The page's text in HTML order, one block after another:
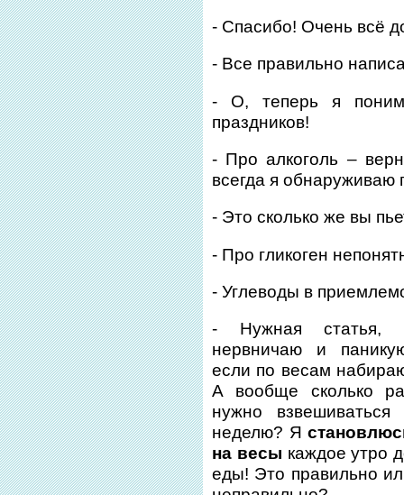
- Спасибо! Очень всё
- Все правильно
- О, теперь я
праздников!
- Про алкоголь –
всегда я обнаруживаю
- Это сколько же вы
- Про гликоген
- Углеводы в
- Нужная статья,
нервничаю и
если по весам
А вообще сколько
нужно взвешиваться
неделю? Я
на весы каждое утро
еды! Это правильно